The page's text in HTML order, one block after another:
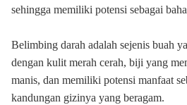
sehingga memiliki potensi sebagai
Belimbing darah adalah sejenis buah
dengan kulit merah cerah, biji yang
manis, dan memiliki potensi manfaat
kandungan gizinya yang beragam.